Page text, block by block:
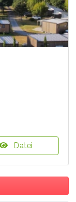
Datei